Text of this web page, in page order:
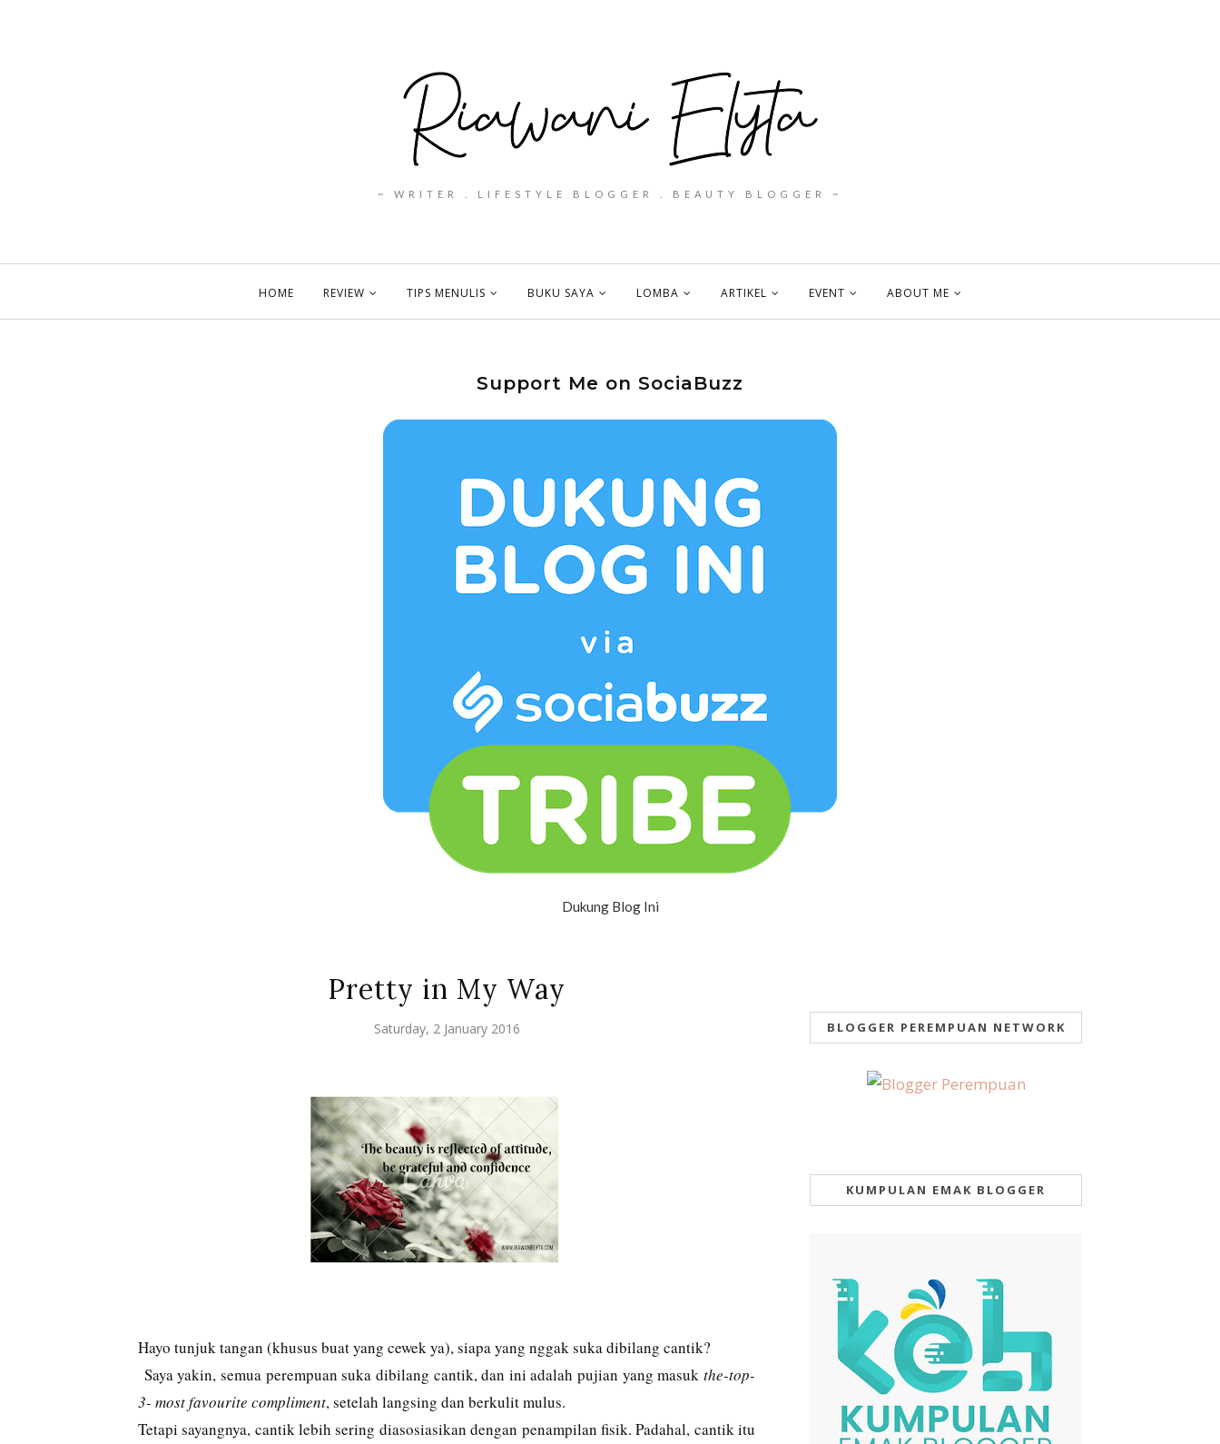
~ WRITER . LIFESTYLE BLOGGER . BEAUTY BLOGGER ~
HOME REVIEW TIPS MENULIS BUKU SAYA LOMBA ARTIKEL EVENT ABOUT ME
Support Me on SociaBuzz
Dukung Blog Ini
Pretty in My Way
Saturday, 2 January 2016
Hayo tunjuk tangan (khusus buat yang cewek ya), siapa yang nggak suka dibilang cantik?
Saya yakin, semua perempuan suka dibilang cantik, dan ini adalah pujian yang masuk the-top-
3- most favourite compliment, setelah langsing dan berkulit mulus.
Tetapi sayangnya, cantik lebih sering diasosiasikan dengan penampilan fisik. Padahal, cantik itu
BLOGGER PEREMPUAN NETWORK
KUMPULAN EMAK BLOGGER